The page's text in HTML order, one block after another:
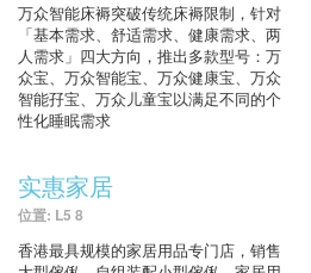
万众智能床褥突破传统床褥限制，针对
「基本需求、舒适需求、健康需求、两
人需求」四大方向，推出多款型号：万
众宝、万众智能宝、万众健康宝、万众
智能孖宝、万众儿童宝以满足不同的个
性化睡眠需求
实惠家居
位置: L5 8
香港最具规模的家居用品专门店，销售